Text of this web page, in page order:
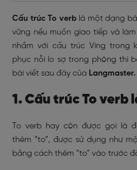
Cấu trúc To verblà một dạng
vững nếu muốn giao tiếp và
nhầm với cấu trúc Ving trong
phục nỗi lo sợ trong phòng thi
bài viết sau đây của Langmaster.
1. Cấu trúc To verb
To verb hay còn được gọi là
thêm “to”, được sử dụng như
bằng cách thêm “to” vào trước